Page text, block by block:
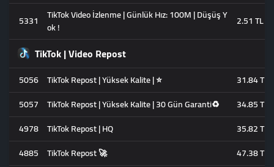
5331
TikTok Video İzlenme | Günlük Hız: 100M | Düşüş Y
ok !
2.51 TL
TikTok | Video Repost
5056 TikTok Repost | Yüksek Kalite | ⭐
31.84 TL
5057 TikTok Repost | Yüksek Kalite | 30 Gün Garanti♻️
34.85 TL
4978 TikTok Repost | HQ
35.82 TL
4885 TikTok Repost 🚀 47.38 TL